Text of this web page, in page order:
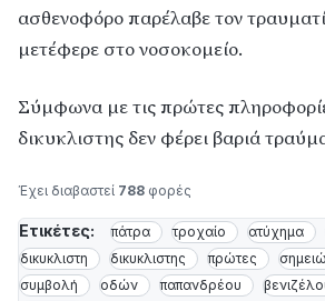
ασθενοφόρο παρέλαβε τον
μετέφερε στο νοσοκομείο.
Σύμφωνα με τις πρώτες
δικυκλιστης δεν φέρει βαριά
Έχει διαβαστεί 788 φορές
Ετικέτες: πάτρα τροχαίο ατύχημα
δικυκλιστη
δικυκλιστης πρώτες
συμβολή
οδών παπανδρέου